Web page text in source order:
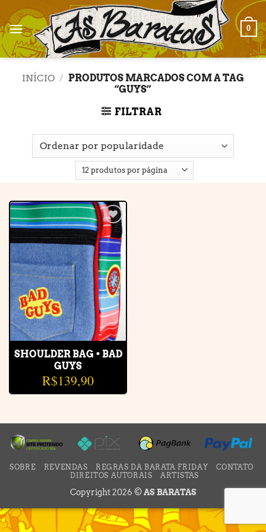
to
content
0
INÍCIO / PRODUTOS MARCADOS COM A TAG
“GUYS”
FILTRAR
Adicionar
à lista de
desejos
SHOULDER BAG • BAD
GUYS
R$139,90
SOBRE REVENDAS REGRAS DA BARATA FRIDAY
CONTATO
DIREITOS AUTORAIS
ARTISTAS
Copyright 2026 ©AS BARATAS